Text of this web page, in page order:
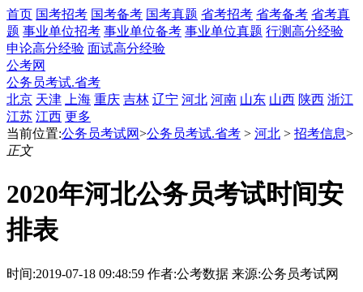
首页 国考招考 国考备考 国考真题 省考招考 省考备考 省考真
题 事业单位招考 事业单位备考 事业单位真题 行测高分经验
申论高分经验 面试高分经验
公考网
公务员考试.省考
北京 天津 上海 重庆 吉林 辽宁 河北 河南 山东 山西 陕西 浙江
江苏 江西 更多
当前位置:公务员考试网>公务员考试.省考 > 河北 > 招考信息>
正文
2020年河北公务员考试时间安
排表
时间:2019-07-18 09:48:59 作者:公考数据 来源:公务员考试网